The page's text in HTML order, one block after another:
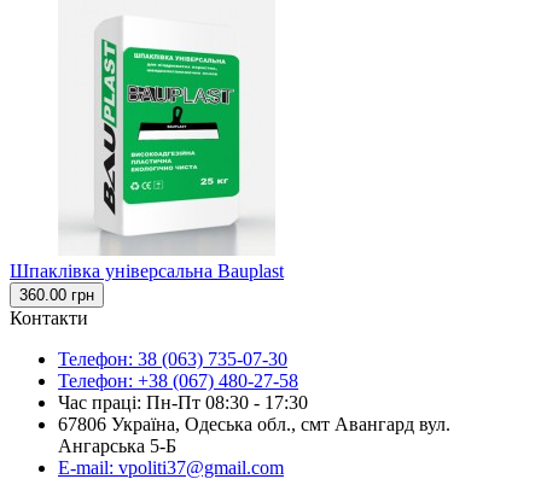
Шпаклівка універсальна Bauplast
360.00 грн
Контакти
Телефон: 38 (063) 735-07-30
Телефон: +38 (067) 480-27-58
Час праці: Пн-Пт 08:30 - 17:30
67806 Україна, Одеська обл., смт Авангард вул.
Ангарська 5-Б
E-mail: vpoliti37@gmail.com